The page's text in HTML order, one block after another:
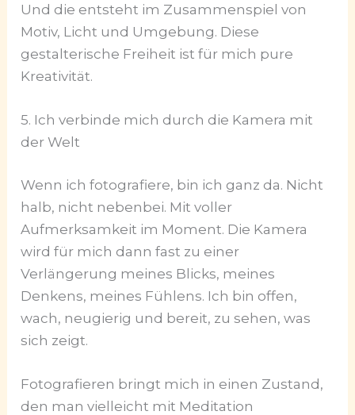
Und die entsteht im Zusammenspiel von
Motiv, Licht und Umgebung. Diese
gestalterische Freiheit ist für mich pure
Kreativität.
5. Ich verbinde mich durch die Kamera mit
der Welt
Wenn ich fotografiere, bin ich ganz da. Nicht
halb, nicht nebenbei. Mit voller
Aufmerksamkeit im Moment. Die Kamera
wird für mich dann fast zu einer
Verlängerung meines Blicks, meines
Denkens, meines Fühlens. Ich bin offen,
wach, neugierig und bereit, zu sehen, was
sich zeigt.
Fotografieren bringt mich in einen Zustand,
den man vielleicht mit Meditation